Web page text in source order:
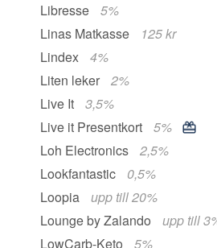
Libresse
5%
Linas Matkasse
125 kr
Lindex
4%
Liten leker
2%
Live It
3,5%
Live it Presentkort
5%
Loh Electronics
2,5%
Lookfantastic
0,5%
Loopia
upp till 20%
Lounge by Zalando
upp till
LowCarb-Keto
5%